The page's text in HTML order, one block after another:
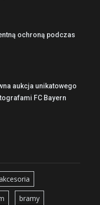
ochroną podczas
aukcja unikatowego
FC Bayern
bramy